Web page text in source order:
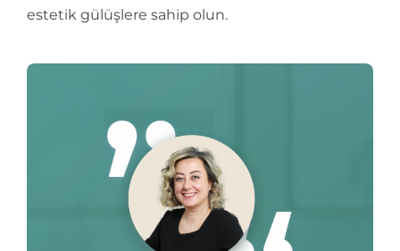
estetik gülüşlere sahip olun.